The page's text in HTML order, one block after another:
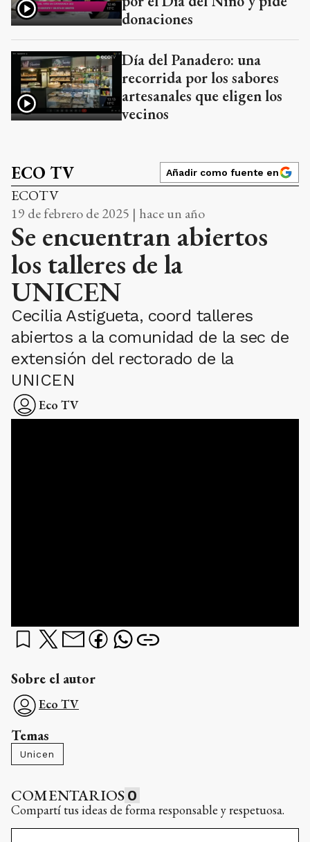
donaciones
Día del Panadero: una
recorrida por los sabores
artesanales que eligen los
vecinos
ECO TV Añadir como fuente en
ECOTV
19 de febrero de 2025 | hace un año
Se encuentran abiertos
los talleres de la
UNICEN
Cecilia Astigueta, coord talleres
abiertos a la comunidad de la sec de
extensión del rectorado de la
UNICEN
Eco TV
Sobre el autor
Eco TV
Temas
Unicen
COMENTARIOS 0
Compartí tus ideas de forma responsable y respetuosa.